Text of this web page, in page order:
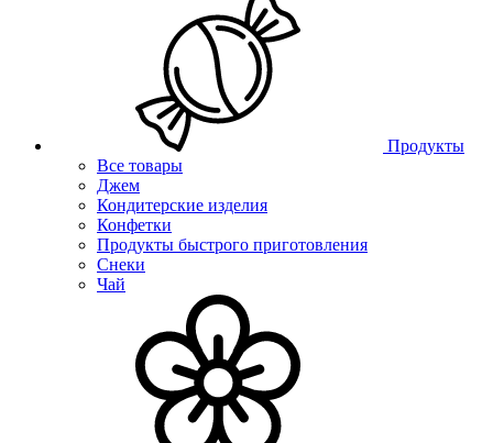
Продукты
Все товары
Джем
Кондитерские изделия
Конфетки
Продукты быстрого приготовления
Снеки
Чай